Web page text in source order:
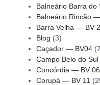
Balneário Barra
Balneário Rincão
Barra Velha — BV
Blog (3)
Caçador — BV04
Campo Belo do
Concórdia — BV 06
Corupá — BV 11